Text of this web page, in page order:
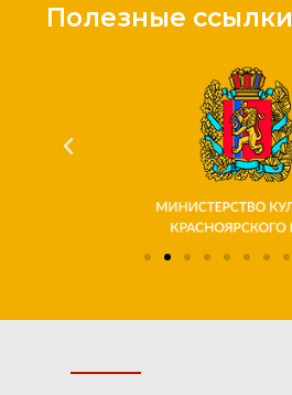
Полезные ссылки